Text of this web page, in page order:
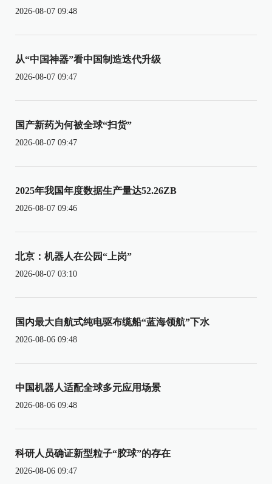
2026-08-07 09:48
从“中国神器”看中国制造迭代升级
2026-08-07 09:47
国产新药为何被全球“扫货”
2026-08-07 09:47
2025年我国年度数据生产量达52.26ZB
2026-08-07 09:46
北京：机器人在公园“上岗”
2026-08-07 03:10
国内最大自航式纯电驱布缆船“蓝海领航”下水
2026-08-06 09:48
中国机器人适配全球多元应用场景
2026-08-06 09:48
科研人员确证新型粒子“胶球”的存在
2026-08-06 09:47